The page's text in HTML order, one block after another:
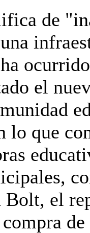
de
el
lo que
Bolt, el